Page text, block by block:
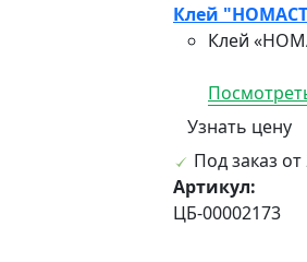
Клей
Клей
Узнать цену
Под заказ от
Артикул:
ЦБ-00002173